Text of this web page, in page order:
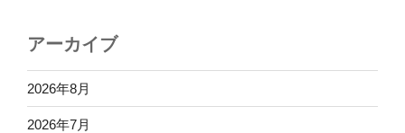
アーカイブ
2026年8月
2026年7月